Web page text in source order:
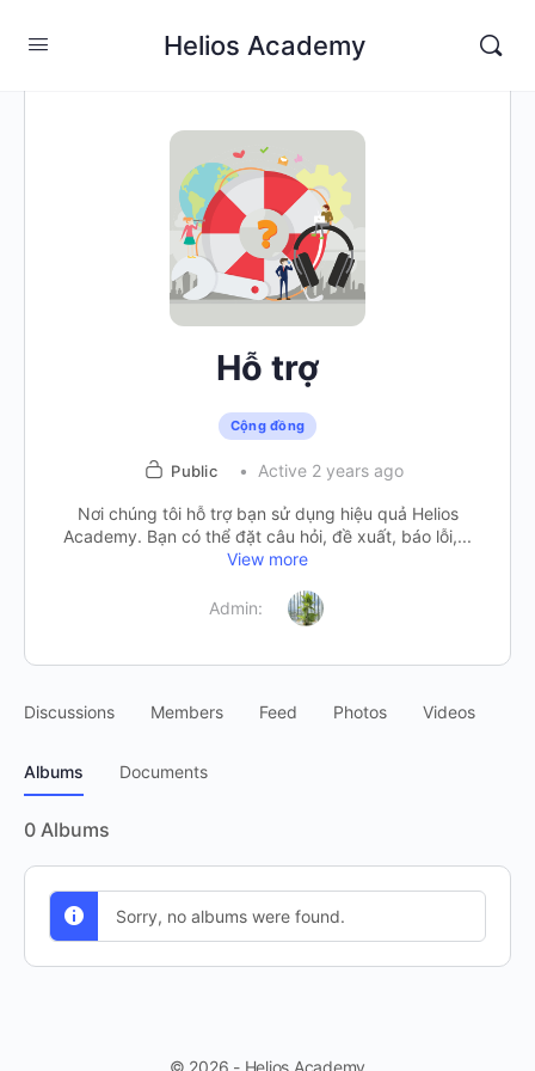
Helios Academy
Hỗ trợ
Cộng đồng
Public Active 2 years ago
Nơi chúng tôi hỗ trợ bạn sử dụng hiệu quả Helios
Academy. Bạn có thể đặt câu hỏi, đề xuất, báo lỗi,...
View more
Admin:
Discussions Members Feed Photos Videos
Albums Documents
0 Albums
Sorry, no albums were found.
© 2026 - Helios Academy